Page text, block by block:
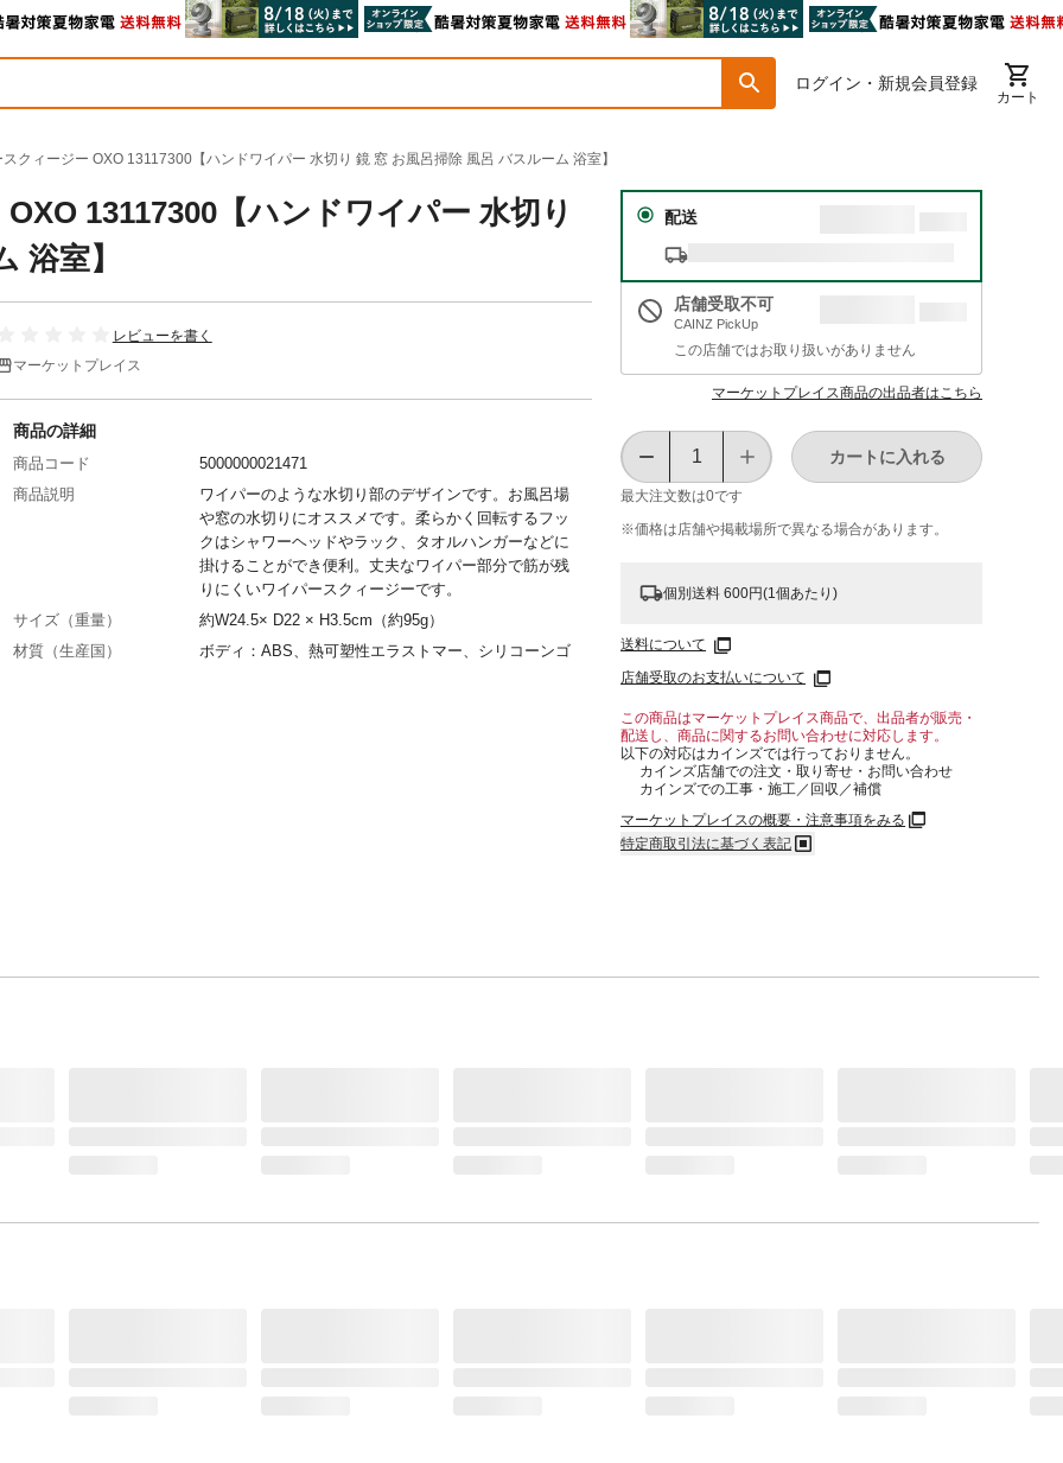
ログイン・新規会員登録
カート
クィージー OXO 13117300【ハンドワイパー 水切り 鏡 窓 お風呂掃除 風呂 バスルーム 浴室】
13117300【ハンドワイパー 水切り
浴室】
レビューを書く
マーケットプレイス
配送
店舗受取不可
CAINZ PickUp
この店舗ではお取り扱いがありません
マーケットプレイス商品の出品者はこちら
最大注文数は0です
カートに入れる
※価格は​店舗や​掲載場所で​異なる​場合が​あります。
個別送料 600円(1個あたり)
送料について
店舗受取のお支払いについて
この商品はマーケットプレイス商品で、出品者が販売・
配送し、商品に関するお問い合わせに対応します。
以下の対応はカインズでは行っておりません。
カインズ店舗での注文・取り寄せ・お問い合わせ
カインズでの工事・施工／回収／補償
マーケットプレイスの概要・注意事項をみる
特定商取引法に基づく表記
商品の詳細
商品コード
5000000021471
商品説明
ワイパーのような水切り部のデザインです。お風呂場
や窓の水切りにオススメです。柔らかく回転するフッ
クはシャワーヘッドやラック、タオルハンガーなどに
掛けることができ便利。丈夫なワイパー部分で筋が残
りにくいワイパースクィージーです。
サイズ（重量）
約W24.5× D22 × H3.5cm（約95g）
材質（生産国）
ボディ：ABS、熱可塑性エラストマー、シリコーンゴ